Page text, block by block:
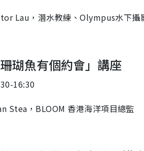
Lau，潛水教練、Olympus水下攝
珊瑚魚有個約會」講座
16:30
Stea，BLOOM 香港海洋項目總監